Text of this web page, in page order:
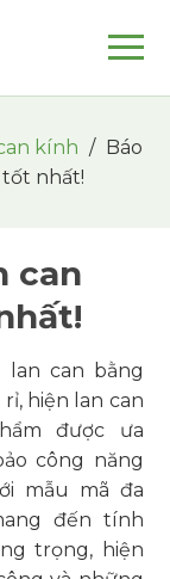
kính / Báo
nhất!
can
can bằng
hiện lan can
được ưa
công năng
mẫu mã đa
đến tính
trọng, hiện